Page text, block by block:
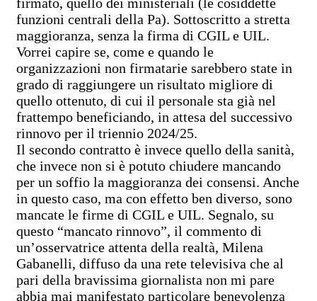
funzioni centrali della Pa). Sottoscritto a stretta
maggioranza, senza la firma di CGIL e UIL.
Vorrei capire se, come e quando le
organizzazioni non firmatarie sarebbero state in
grado di raggiungere un risultato migliore di
quello ottenuto, di cui il personale sta già nel
frattempo beneficiando, in attesa del successivo
rinnovo per il triennio 2024/25.
Il secondo contratto è invece quello della sanità,
che invece non si è potuto chiudere mancando
per un soffio la maggioranza dei consensi. Anche
in questo caso, ma con effetto ben diverso, sono
mancate le firme di CGIL e UIL. Segnalo, su
questo “mancato rinnovo”, il commento di
un’osservatrice attenta della realtà, Milena
Gabanelli, diffuso da una rete televisiva che al
pari della bravissima giornalista non mi pare
abbia mai manifestato particolare benevolenza